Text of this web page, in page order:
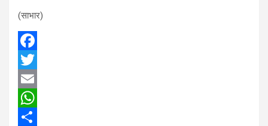
(साभार)
F
a
c
e
T
w
E
m
W